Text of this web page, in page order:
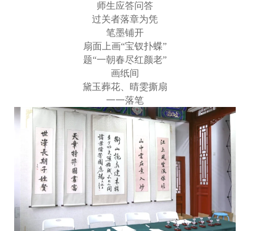
师生应答问答
过关者落章为凭
笔墨铺开
扇面上画“宝钗扑蝶”
题“一朝春尽红颜老”
画纸间
黛玉葬花、晴雯撕扇
一一落笔